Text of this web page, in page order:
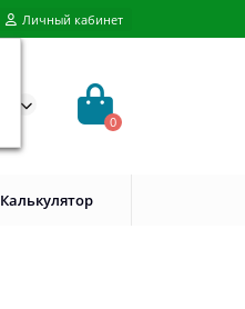
Личный кабинет
0
Калькулятор